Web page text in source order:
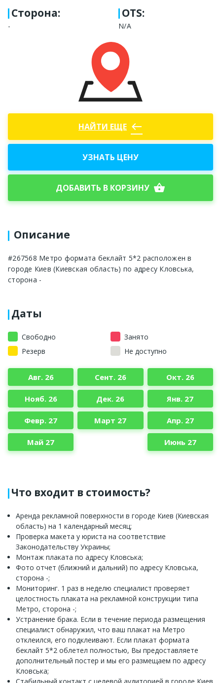
Сторона:
-
OTS:
N/A
НАЙТИ ЕЩЕ west
УЗНАТЬ ЦЕНУ
ДОБАВИТЬ В КОРЗИНУ shopping_basket
Описание
#267568 Метро формата беклайт 5*2 расположен в
городе Киев (Киевская область) по адресу Кловська,
сторона -
Даты
Свободно
Занято
Резерв
Не доступно
Авг. 26 Сент. 26 Окт. 26
Нояб. 26 Дек. 26 Янв. 27
Февр. 27 Март 27 Апр. 27
Май 27 Июнь 27
Что входит в стоимость?
Аренда рекламной поверхности в городе Киев (Киевская
область) на 1 календарный месяц;
Проверка макета у юриста на соответствие
Законодательству Украины;
Монтаж плаката по адресу Кловська;
Фото отчет (ближний и дальний) по адресу Кловська,
сторона -;
Мониторинг. 1 раз в неделю специалист проверяет
целостность плаката на рекламной конструкции типа
Метро, сторона -;
Устранение брака. Если в течение периода размещения
специалист обнаружил, что ваш плакат на Метро
отклеился, его подклеивают. Если плакат формата
беклайт 5*2 облетел полностью, Вы предоставляете
дополнительный постер и мы его размещаем по адресу
Кловська;